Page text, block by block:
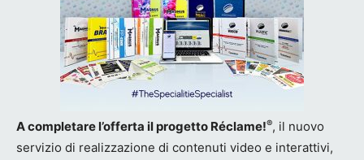
A completare l’offerta il progetto Réclame!®, il nuovo
servizio di realizzazione di contenuti video e interattivi,